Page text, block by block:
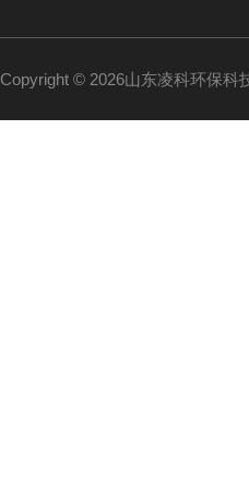
Copyright © 2026山东凌科环保